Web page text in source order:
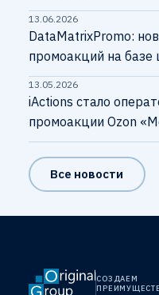
13.06.2026
DataMatrixPromo:
промоакций на
13.05.2026
iActions стало
промоакции Ozon
Все новости
СОЗДАЕМ